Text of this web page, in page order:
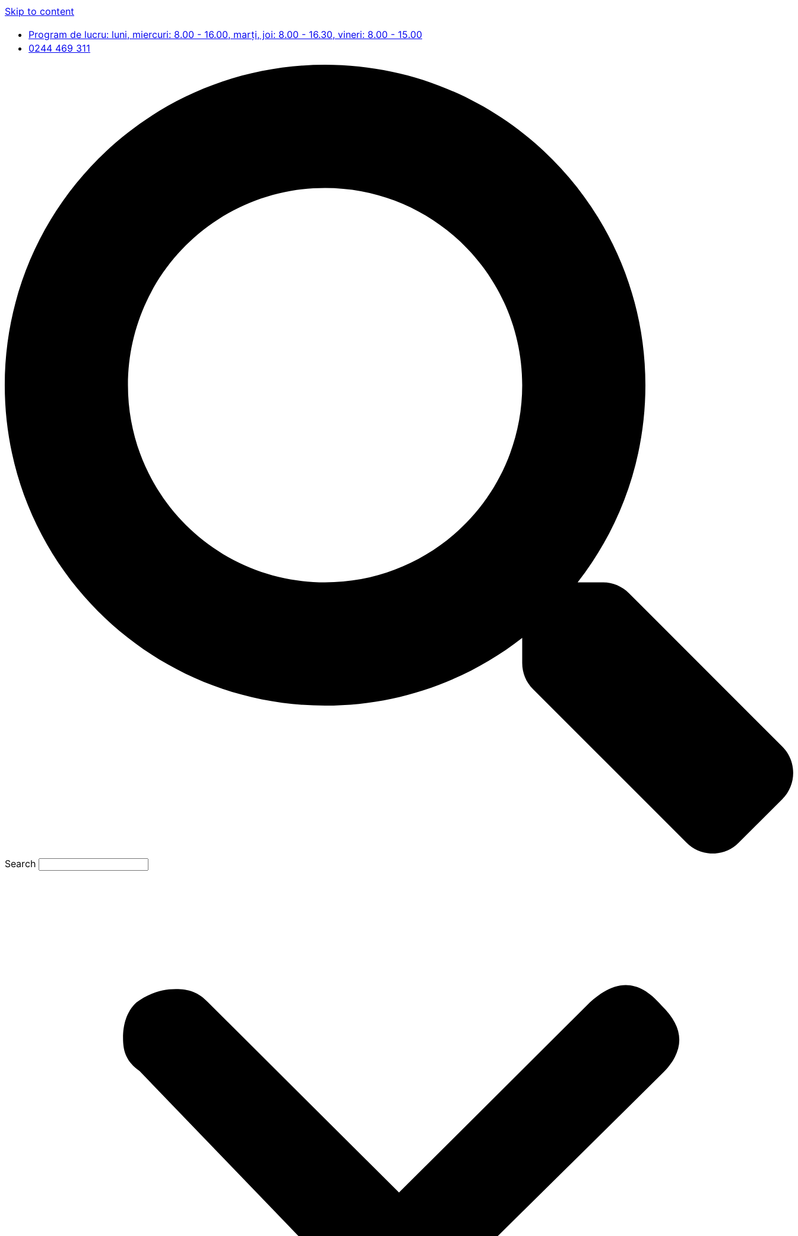
Skip to content
Program de lucru: luni, miercuri: 8.00 - 16.00, marți, joi: 8.00 - 16.30, vineri: 8.00 - 15.00
0244 469 311
Search